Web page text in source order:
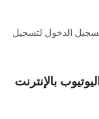
الدخول لتسجيل
اليوتيوب بالإنترنت